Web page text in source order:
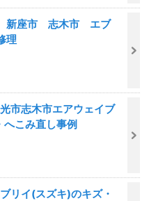
新座市 志木市 エブ
理
市志木市エアウェイブ
へこみ直し事例
リイ(スズキ)のキズ・